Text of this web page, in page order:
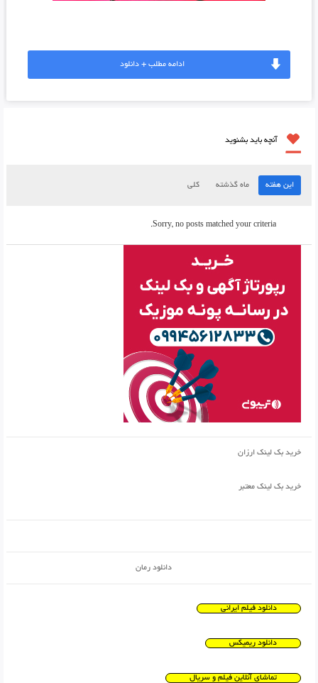
ادامه مطلب + دانلود
آنچه باید بشنوید
این هفته ماه گذشته کلی
Sorry, no posts matched your criteria.
خرید بک لینک ارزان
خرید بک لینک معتبر
دانلود رمان
دانلود فیلم ایرانی
دانلود ریمیکس
تماشای آنلاین فیلم و سریال